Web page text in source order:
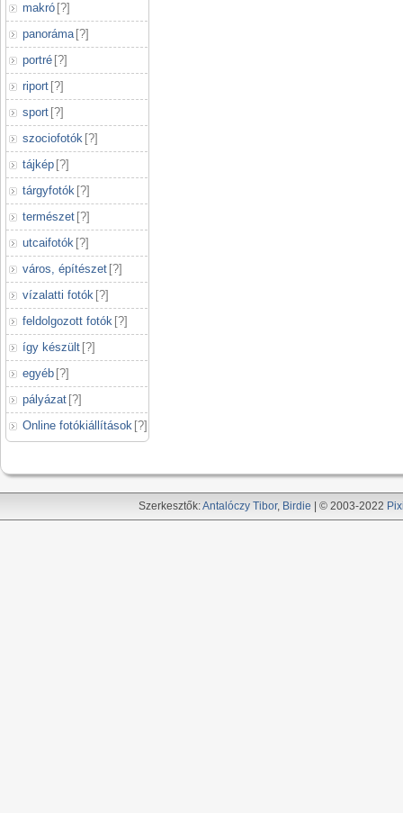
makró [?]
panoráma [?]
portré [?]
riport [?]
sport [?]
szociofotók [?]
tájkép [?]
tárgyfotók [?]
természet [?]
utcaifotók [?]
város, építészet [?]
vízalatti fotók [?]
feldolgozott fotók [?]
így készült [?]
egyéb [?]
pályázat [?]
Online fotókiállítások [?]
Szerkesztők:Antalóczy Tibor, Birdie | © 2003-2022